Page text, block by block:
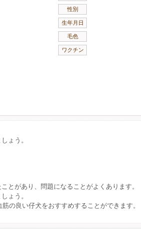
性別
生年月日
毛色
ワクチン
ょう。
とがあり、問題になることがよくあります。
ょう。
の良い仔犬をおすすめすることができます。